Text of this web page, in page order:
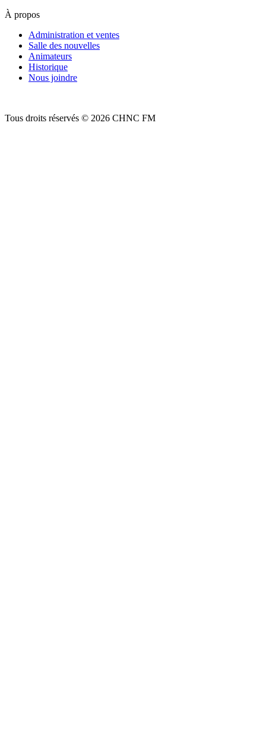
À propos
Administration et ventes
Salle des nouvelles
Animateurs
Historique
Nous joindre
Tous droits réservés © 2026 CHNC FM